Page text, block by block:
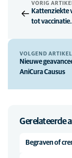
VORIG
Kattenziekte
tot vaccinatie.
VOLGEND ARTIKEL
Nieuwe
AniCura Causus
Gerelateerde
Begraven of